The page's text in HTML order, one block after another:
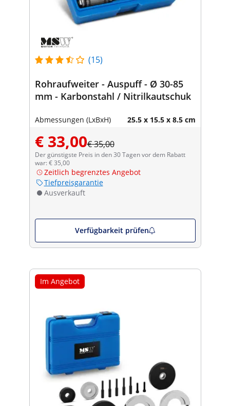
(15)
Rohraufweiter - Auspuff - Ø 30-85
mm - Karbonstahl / Nitrilkautschuk
Abmessungen (LxBxH) 25.5 x 15.5 x 8.5 cm
€ 33,00€ 35,00
Der günstigste Preis in den 30 Tagen vor dem Rabatt
war: € 35,00
Zeitlich begrenztes Angebot
Tiefpreisgarantie
Ausverkauft
Verfügbarkeit prüfen
Im Angebot